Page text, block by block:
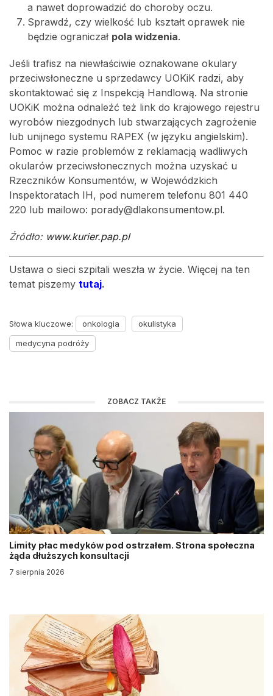
a nawet doprowadzić do choroby oczu.
Sprawdź, czy wielkość lub kształt oprawek nie
będzie ograniczał pola widzenia.
Jeśli trafisz na niewłaściwie oznakowane okulary
przeciwsłoneczne u sprzedawcy UOKiK radzi, aby
skontaktować się z Inspekcją Handlową. Na stronie
UOKiK można odnaleźć też link do krajowego rejestru
wyrobów niezgodnych lub stwarzających zagrożenie
lub unijnego systemu RAPEX (w języku angielskim).
Pomoc w razie problemów z reklamacją wadliwych
okularów przeciwsłonecznych można uzyskać u
Rzeczników Konsumentów, w Wojewódzkich
Inspektoratach IH, pod numerem telefonu 801 440
220 lub mailowo: porady@dlakonsumentow.pl.
Źródło: www.kurier.pap.pl
Ustawa o sieci szpitali weszła w życie. Więcej na ten
temat piszemy tutaj.
Słowa kluczowe: onkologia
okulistyka
medycyna podróży
ZOBACZ TAKŻE
Limity płac medyków pod ostrzałem. Strona społeczna
żąda dłuższych konsultacji
7 sierpnia 2026